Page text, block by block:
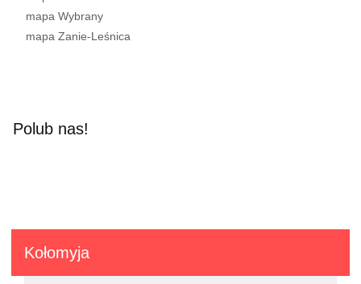
mapa Wybrany
mapa Zanie-Leśnica
Polub nas!
Kołomyja